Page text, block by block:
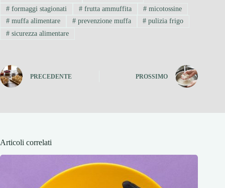
#formaggi stagionati #frutta ammuffita # micotossine
#muffa alimentare #prevenzione muffa # pulizia frigo
#sicurezza alimentare
PRECEDENTE PROSSIMO
Articoli correlati